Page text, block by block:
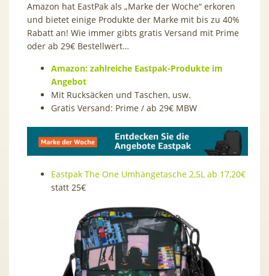
Amazon hat EastPak als „Marke der Woche“ erkoren
und bietet einige Produkte der Marke mit bis zu 40%
Rabatt an! Wie immer gibts gratis Versand mit Prime
oder ab 29€ Bestellwert…
Amazon: zahlreiche Eastpak-Produkte im
Angebot
Mit Rucksäcken und Taschen, usw.
Gratis Versand: Prime / ab 29€ MBW
Eastpak The One Umhängetasche 2,5L ab 17,20€
statt 25€